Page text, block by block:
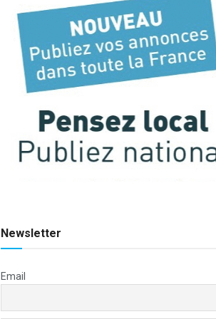
Newsletter
Email